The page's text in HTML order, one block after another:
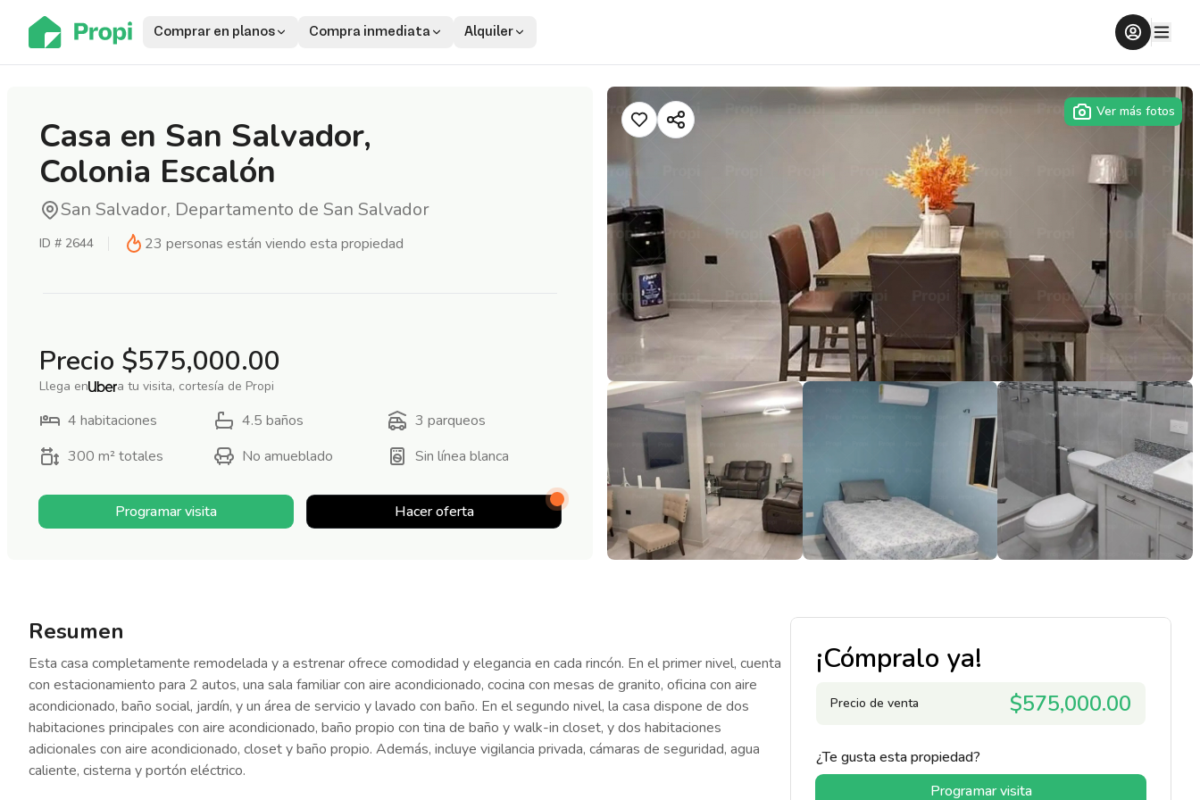
Comprar en planos Compra inmediata Alquiler
Casa en San Salvador,
Colonia Escalón
San Salvador, Departamento de San Salvador
ID # 2644 23 personas están viendo esta propiedad
Precio $575,000.00
Llega en a tu visita, cortesía de Propi
4 habitaciones 4.5 baños 3 parqueos
300 m²totales No amueblado Sin línea blanca
Programar visita Hacer oferta
Ver más fotos
Resumen
Esta casa completamente remodelada y a estrenar ofrece comodidad y elegancia en cada rincón. En el primer nivel, cuenta
con estacionamiento para 2 autos, una sala familiar con aire acondicionado, cocina con mesas de granito, oficina con aire
acondicionado, baño social, jardín, y un área de servicio y lavado con baño. En el segundo nivel, la casa dispone de dos
habitaciones principales con aire acondicionado, baño propio con tina de baño y walk-in closet, y dos habitaciones
adicionales con aire acondicionado, closet y baño propio. Además, incluye vigilancia privada, cámaras de seguridad, agua
caliente, cisterna y portón eléctrico.
¡Cómpralo ya!
Precio de venta $575,000.00
¿Te gusta esta propiedad?
Programar visita